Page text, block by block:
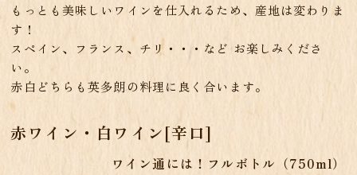
もっとも美味しいワインを仕入れるため、産地は変わりま
す！
スペイン、フランス、チリ・・・など お楽しみくださ
い。
赤白どちらも英多朗の料理に良く合います。
赤ワイン・白ワイン[辛口]
ワイン通には！フルボトル（750ml）